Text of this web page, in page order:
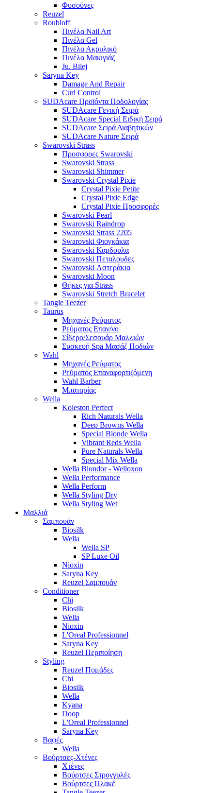
Φυσούνες
Reuzel
Roubloff
Πινέλα Nail Art
Πινέλα Gel
Πινέλα Ακρυλικό
Πινέλα Μακιγιάζ
Ju. Bilej
Saryna Key
Damage And Repair
Curl Control
SUDAcare Προϊόντα Ποδολογίας
SUDAcare Γενική Σειρά
SUDAcare Special Ειδική Σειρά
SUDAcare Σειρά Διαβητικών
SUDAcare Nature Σειρά
Swarovski Strass
Προσφορες Swarovski
Swarovski Strass
Swarovski Shimmer
Swarovski Crystal Pixie
Crystal Pixie Petite
Crystal Pixie Edge
Crystal Pixie Προσφορές
Swarovski Pearl
Swarovski Raindrop
Swarovski Strass 2205
Swarovski Φιογκάκια
Swarovski Καρδουλα
Swarovski Πεταλουδες
Swarovski Αστεράκια
Swarovski Moon
Θήκες για Strass
Swarovski Stretch Bracelet
Tangle Teezer
Taurus
Μηχανές Ρεύματος
Ρεύματος Επαν/νο
Σίδερο/Σεσουάρ Μαλλιών
Συσκευή Spa Μασάζ Ποδιών
Wahl
Μηχανές Ρεύματος
Ρεύματος Επαναφορτιζόμενη
Wahl Barber
Μπαταρίας
Wella
Koleston Perfect
Rich Naturals Wella
Deep Browns Wella
Special Blonde Wella
Vibrant Reds Wella
Pure Naturals Wella
Special Mix Wella
Wella Blondor - Welloxon
Wella Performance
Wella Perform
Wella Styling Dry
Wella Styling Wet
Μαλλιά
Σαμπουάν
Biosilk
Wella
Wella SP
SP Luxe Oil
Nioxin
Saryna Key
Reuzel Σαμπουάν
Conditioner
Chi
Biosilk
Wella
Nioxin
L'Oreal Professionnel
Saryna Key
Reuzel Περιποίηση
Styling
Reuzel Πομάδες
Chi
Biosilk
Wella
Kyana
Doop
L'Oreal Professionnel
Saryna Key
Βαφές
Wella
Βούρτσες-Χτένες
Χτένες
Βούρτσες Στρογγυλές
Βούρτσες Πλακέ